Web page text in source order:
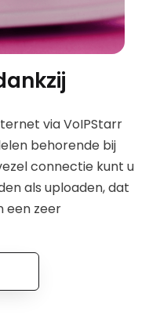
via VoIPStarr
behorende bij
connectie kunt u
als uploaden, dat
een zeer